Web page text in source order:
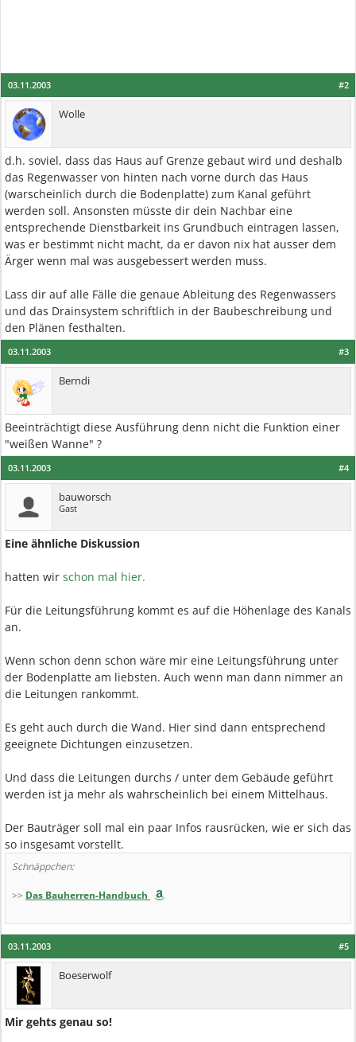
#2
03.11.2003
Wolle
d.h. soviel, dass das Haus auf Grenze gebaut wird und deshalb
das Regenwasser von hinten nach vorne durch das Haus
(warscheinlich durch die Bodenplatte) zum Kanal geführt
werden soll. Ansonsten müsste dir dein Nachbar eine
entsprechende Dienstbarkeit ins Grundbuch eintragen lassen,
was er bestimmt nicht macht, da er davon nix hat ausser dem
Ärger wenn mal was ausgebessert werden muss.
Lass dir auf alle Fälle die genaue Ableitung des Regenwassers
und das Drainsystem schriftlich in der Baubeschreibung und
den Plänen festhalten.
#3
03.11.2003
Berndi
Beeinträchtigt diese Ausführung denn nicht die Funktion einer
"weißen Wanne" ?
#4
03.11.2003
bauworsch
Gast
Eine ähnliche Diskussion
hatten wir schon mal hier.
Für die Leitungsführung kommt es auf die Höhenlage des Kanals
an.
Wenn schon denn schon wäre mir eine Leitungsführung unter
der Bodenplatte am liebsten. Auch wenn man dann nimmer an
die Leitungen rankommt.
Es geht auch durch die Wand. Hier sind dann entsprechend
geeignete Dichtungen einzusetzen.
Und dass die Leitungen durchs / unter dem Gebäude geführt
werden ist ja mehr als wahrscheinlich bei einem Mittelhaus.
Der Bauträger soll mal ein paar Infos rausrücken, wie er sich das
so insgesamt vorstellt.
Schnäppchen:
>> Das Bauherren-Handbuch
#5
03.11.2003
Boeserwolf
Mir gehts genau so!